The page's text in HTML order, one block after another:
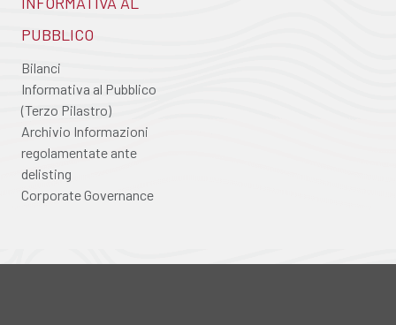
PUBBLICO
Bilanci
Informativa al Pubblico
(Terzo Pilastro)
Archivio Informazioni
regolamentate ante
delisting
Corporate Governance